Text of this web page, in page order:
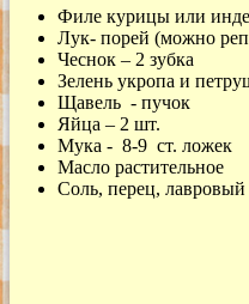
Филе курицы или
Лук- порей (можно
Чеснок – 2 зубка
Зелень укропа и
Щавель - пучок
Яйца – 2 шт.
Мука - 8-9 ст. ложек
Масло растительное
Соль, перец, лавровый